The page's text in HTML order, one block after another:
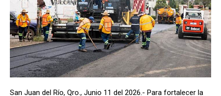
San Juan del Río, Qro., Junio 11 del 2026.- Para fortalecer la